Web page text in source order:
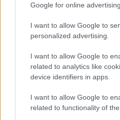
Google for online
I want to allow Google to
personalized advertising.
I want to allow Google to
related to analytics like
device identifiers in apps.
I want to allow Google to
related to functionality of
Giovannimaria Cabras